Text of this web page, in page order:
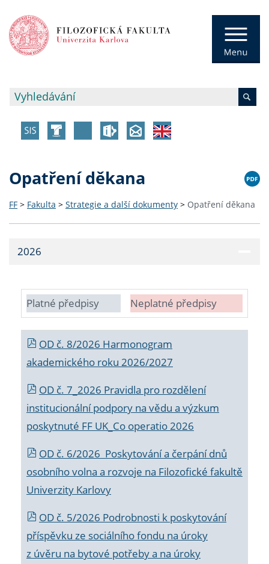
Opatření děkana
FF > Fakulta > Strategie a další dokumenty > Opatření děkana
2026
Platné předpisy Neplatné předpisy
OD č. 8/2026 Harmonogram
akademického roku 2026/2027
OD č. 7_2026 Pravidla pro rozdělení
institucionální podpory na vědu a výzkum
poskytnuté FF UK_Co operatio 2026
OD č. 6/2026 Poskytování a čerpání dnů
osobního volna a rozvoje na Filozofické fakultě
Univerzity Karlovy
OD č. 5/2026 Podrobnosti k poskytování
příspěvku ze sociálního fondu na úroky
z úvěru na bytové potřeby a na úroky